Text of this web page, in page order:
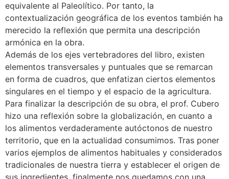
equivalente al Paleolítico. Por tanto, la
contextualización geográfica de los eventos también ha
merecido la reflexión que permita una descripción
armónica en la obra.
Además de los ejes vertebradores del libro, existen
elementos transversales y puntuales que se remarcan
en forma de cuadros, que enfatizan ciertos elementos
singulares en el tiempo y el espacio de la agricultura.
Para finalizar la descripción de su obra, el prof. Cubero
hizo una reflexión sobre la globalización, en cuanto a
los alimentos verdaderamente autóctonos de nuestro
territorio, que en la actualidad consumimos. Tras poner
varios ejemplos de alimentos habituales y considerados
tradicionales de nuestra tierra y establecer el origen de
sus ingredientes, finalmente nos quedamos con una